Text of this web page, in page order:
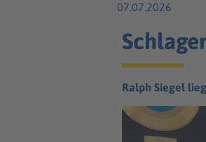
07.07.2026
Ralph Siegel